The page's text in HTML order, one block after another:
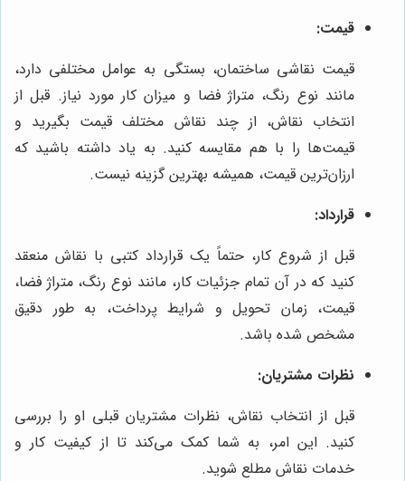
قیمت:
قیمت نقاشی ساختمان، بستگی به عوامل مختلفی دارد،
مانند نوع رنگ، متراژ فضا و میزان کار مورد نیاز. قبل از
انتخاب نقاش، از چند نقاش مختلف قیمت بگیرید و
قیمت‌ها را با هم مقایسه کنید. به یاد داشته باشید که
ارزان‌ترین قیمت، همیشه بهترین گزینه نیست.
قرارداد:
قبل از شروع کار، حتماً یک قرارداد کتبی با نقاش منعقد
کنید که در آن تمام جزئیات کار، مانند نوع رنگ، متراژ فضا،
قیمت، زمان تحویل و شرایط پرداخت، به طور دقیق
مشخص شده باشد.
نظرات مشتریان:
قبل از انتخاب نقاش، نظرات مشتریان قبلی او را بررسی
کنید. این امر، به شما کمک می‌کند تا از کیفیت کار و
خدمات نقاش مطلع شوید.